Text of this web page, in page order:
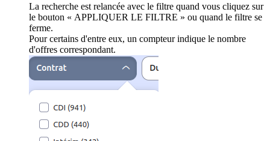
La recherche est relancée avec le filtre quand vous cliquez sur
le bouton « APPLIQUER LE FILTRE » ou quand le filtre se
ferme.
Pour certains d'entre eux, un compteur indique le nombre
d'offres correspondant.